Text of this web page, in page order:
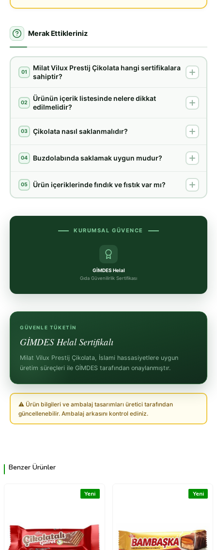
Merak Ettikleriniz
01
Milat Vilux Prestij Çikolata hangi sertifikalara
sahiptir?
02
Ürünün içerik listesinde nelere dikkat
edilmelidir?
03 Çikolata nasıl saklanmalıdır?
04 Buzdolabında saklamak uygun mudur?
05 Ürün içeriklerinde fındık ve fıstık var mı?
KURUMSAL GÜVENCE
GİMDES Helal
Gıda Güvenilirlik Sertifikası
GÜVENLE TÜKETIN
GİMDES Helal Sertifikalı
Milat Vilux Prestij Çikolata, İslami hassasiyetlere uygun
üretim süreçleri ile GİMDES tarafından onaylanmıştır.
⚠ Ürün bilgileri ve ambalaj tasarımları üretici tarafından
güncellenebilir. Ambalaj arkasını kontrol ediniz.
Benzer Ürünler
Yeni Yeni